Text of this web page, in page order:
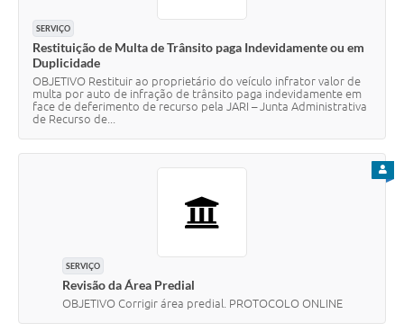
SERVIÇO
Restituição de Multa de Trânsito paga Indevidamente ou em
Duplicidade
OBJETIVO Restituir ao proprietário do veículo infrator valor de
multa por auto de infração de trânsito paga indevidamente em
face de deferimento de recurso pela JARI – Junta Administrativa
de Recurso de...
SERVIÇO
Revisão da Área Predial
OBJETIVO Corrigir área predial. PROTOCOLO ONLINE